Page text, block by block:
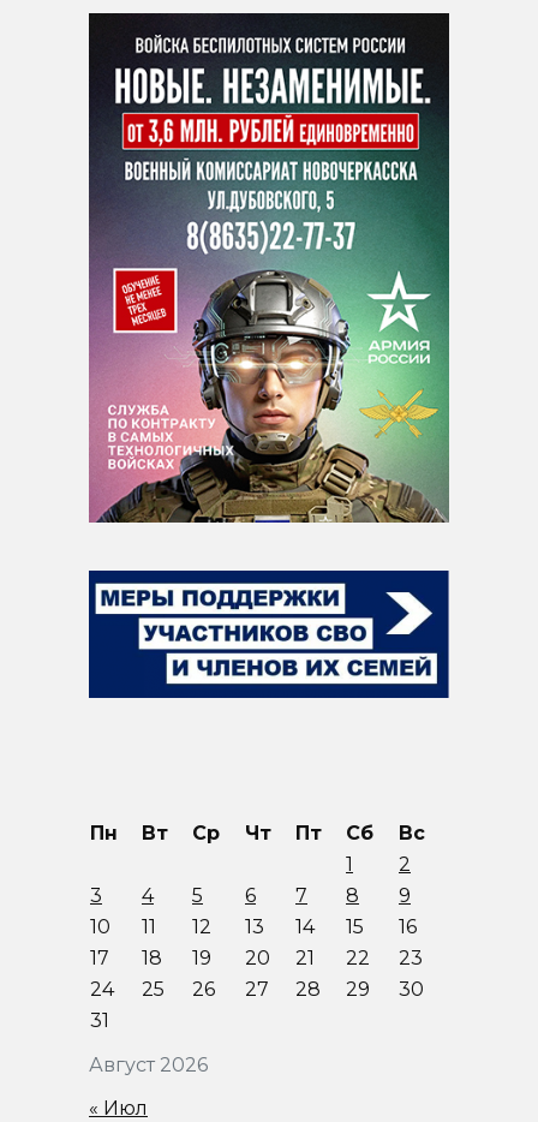
Август 2026
Пн Вт Ср Чт Пт Сб
Вс
1
2
3
4 5 6 7 8
9
10
11 12 13 14 15
16
17
18 19 20 21 22
23
24
25 26 27 28 29
30
31
« Июл